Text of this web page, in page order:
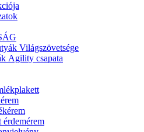
Világszövetsége
Agility csapata